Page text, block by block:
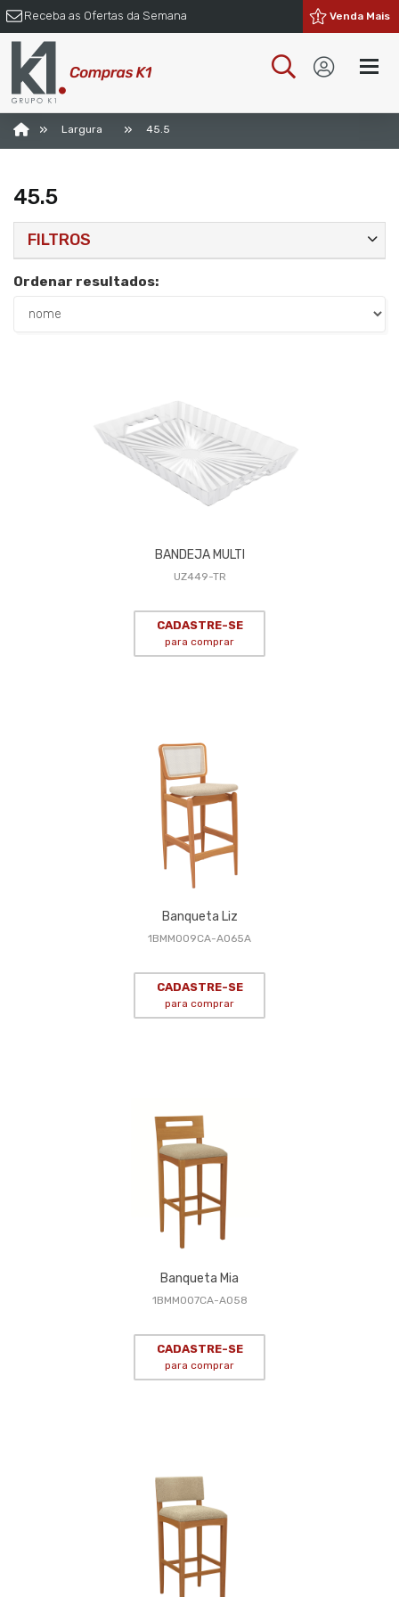
Receba as Ofertas da Semana Venda Mais
» Largura » 45.5
45.5
FILTROS
Ordenar resultados:
BANDEJA MULTI
UZ449-TR
CADASTRE-SE
para comprar
Banqueta Liz
1BMM009CA-A065A
CADASTRE-SE
para comprar
Banqueta Mia
1BMM007CA-A058
CADASTRE-SE
para comprar